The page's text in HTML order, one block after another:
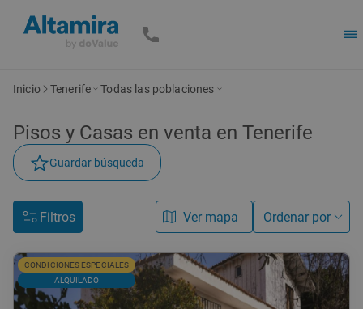
Inicio Tenerife Todas las poblaciones
Pisos y Casas en venta en Tenerife
Guardar búsqueda
Filtros Ver mapa Ordenar por
CONDICIONES ESPECIALES
ALQUILADO